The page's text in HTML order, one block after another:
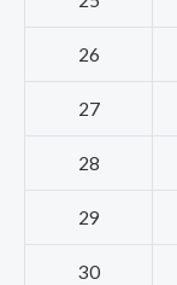
26
27
28
29
30